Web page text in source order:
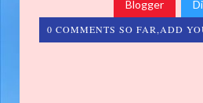
Blogger
0 COMMENTS SO FAR,ADD